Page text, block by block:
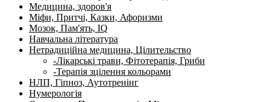
Медицина, здоров'я
Міфи, Притчі, Казки, Афоризми
Мозок, Пам'ять, IQ
Навчальна література
Нетрадиційна медицина, Цілительство
-Лікарські трави, Фітотерапія, Гриби
-Терапія зцілення кольорами
НЛП, Гіпноз, Аутотренінг
Нумерологія